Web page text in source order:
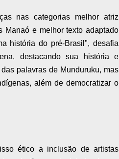
nas categorias melhor atriz
Manaó e melhor texto adaptado
história do pré-Brasil", desafia
destacando sua história e
palavras de Munduruku, mas
além de democratizar o
ético a inclusão de artistas